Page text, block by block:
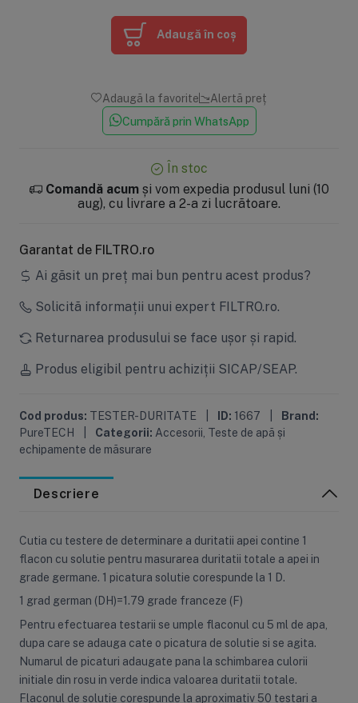
Adaugă în coș
Adaugă la favorite
Alertă preț
Cumpără prin WhatsApp
În stoc
Comandă acumși vom expedia produsul luni (10
aug), cu livrare a 2-a zi lucrătoare.
Garantat de FILTRO.ro
Ai găsit un preț mai bun pentru acest produs?
Solicită informații unui expert FILTRO.ro.
Returnarea produsului se face ușor și rapid.
Produs eligibil pentru achiziții SICAP/SEAP.
Cod produs: TESTER-DURITATE ID: 1667
Brand:
PureTECH
Categorii: Accesorii Teste de apă și
echipamente de măsurare
Descriere
Cutia cu testere de determinare a duritatii apei contine 1
flacon cu solutie pentru masurarea duritatii totale a apei in
grade germane. 1 picatura solutie corespunde la 1 D.
1 grad german (DH)=1.79 grade franceze (F)
Pentru efectuarea testarii se umple flaconul cu 5 ml de apa,
dupa care se adauga cate o picatura de solutie si se agita.
Numarul de picaturi adaugate pana la schimbarea culorii
initiale din rosu in verde indica valoarea duritatii totale.
Flaconul de solutie corespunde la aproximativ 50 testari a